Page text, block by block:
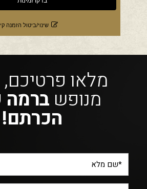
שינוי/ביטול הזמנה
מלאו פרטיכם,
מנופש
הכרתם!